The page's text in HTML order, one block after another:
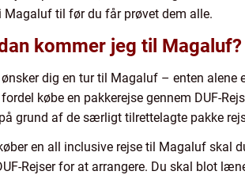
Magaluf til før du får prøvet dem alle.
kommer jeg til Magaluf?
dig en tur til Magaluf – enten alene
købe en pakkerejse gennem DUF-
grund af de særligt tilrettelagte pakke
en all inclusive rejse til Magaluf skal
Rejser for at arrangere. Du skal blot